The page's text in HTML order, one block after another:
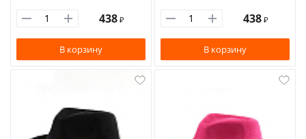
438 ₽
В корзину
438 ₽
В корзину